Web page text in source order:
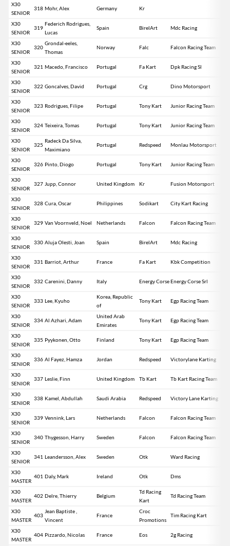
X30
SENIOR
318 Mohr, Alex Germany Kr
X30
SENIOR
319
Federich Rodrigues,
Lucas
Spain BirelArt Mdc Racing
X30
SENIOR
320
Grondal-eeles,
Thomas
Norway Falc Falcon Racing Team
X30
SENIOR
321 Macedo, Francisco Portugal Fa Kart Dpk Racing Sl
X30
SENIOR
322 Goncalves, David Portugal Crg Dino Motorsport
X30
SENIOR
323 Rodrigues, Filipe Portugal Tony Kart Junior Racing Team
X30
SENIOR
324 Teixeira, Tomas Portugal Tony Kart Junior Racing Team
X30
SENIOR
325
Radeck Da Silva,
Maximiano
Portugal Redspeed Monlau Motorsport
X30
SENIOR
326 Pinto, Diogo Portugal Tony Kart Junior Racing Team
X30
SENIOR
327 Jupp, Connor United Kingdom Kr Fusion Motorsport
X30
SENIOR
328 Cura, Oscar Philippines Sodikart City Kart Racing
X30
SENIOR
329 Van Voornveld, Noel Netherlands Falcon Falcon Racing Team
X30
SENIOR
330 Aluja Olesti, Joan Spain BirelArt Mdc Racing
X30
SENIOR
331 Barriot, Arthur France Fa Kart Kbk Competition
X30
SENIOR
332 Carenini, Danny Italy Energy CorseEnergy Corse Srl
X30
SENIOR
333 Lee, Kyuho
Korea, Republic
of
Tony Kart Egp Racing Team
X30
SENIOR
334 Al Azhari, Adam
United Arab
Emirates
Tony Kart Egp Racing Team
X30
SENIOR
335 Pyykonen, Otto Finland Tony Kart Egp Racing Team
X30
SENIOR
336 Al Fayez, Hamza Jordan Redspeed Victorylane Karting
X30
SENIOR
337 Leslie, Finn United Kingdom Tb Kart Tb Kart Racing Team
X30
SENIOR
338 Kamel, Abdullah Saudi Arabia Redspeed Victory Lane Karting
X30
SENIOR
339 Vennink, Lars Netherlands Falcon Falcon Racing Team
X30
SENIOR
340 Thygesson, Harry Sweden Falcon Falcon Racing Team
X30
SENIOR
341 Leandersson, Alex Sweden Otk Ward Racing
X30
MASTER
401 Daly, Mark Ireland Otk Dms
X30
MASTER
402 Delre, Thierry Belgium
Td Racing
Kart
Td Racing Team
X30
MASTER
403
Jean Baptiste ,
Vincent
France
Croc
Promotions
Tim Racing Kart
X30
MASTER
404 Pizzardo, Nicolas France Eos 2g Racing